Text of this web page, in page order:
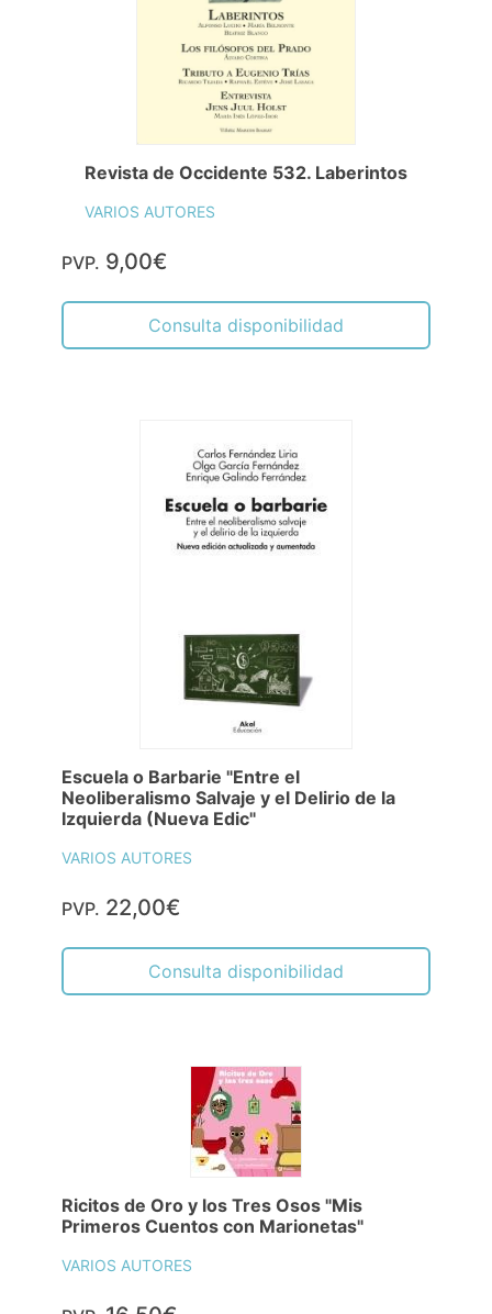
Revista de Occidente 532. Laberintos
VARIOS AUTORES
PVP. 9,00€
Consulta disponibilidad
Escuela o Barbarie "Entre el
Neoliberalismo Salvaje y el Delirio de la
Izquierda (Nueva Edic"
VARIOS AUTORES
PVP. 22,00€
Consulta disponibilidad
Ricitos de Oro y los Tres Osos "Mis
Primeros Cuentos con Marionetas"
VARIOS AUTORES